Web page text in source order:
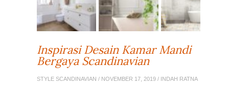
Inspirasi Desain Kamar Mandi
Bergaya Scandinavian
STYLE SCANDINAVIAN / NOVEMBER 17, 2019 / INDAH RATNA